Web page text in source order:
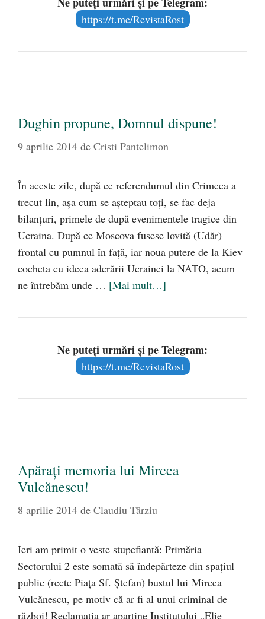
https://t.me/RevistaRost
Dughin propune, Domnul dispune!
9 aprilie 2014 de Cristi Pantelimon
În aceste zile, după ce referendumul din Crimeea a
trecut lin, aşa cum se aşteptau toţi, se fac deja
bilanţuri, primele de după evenimentele tragice din
Ucraina. După ce Moscova fusese lovită (Udăr)
frontal cu pumnul în faţă, iar noua putere de la Kiev
cocheta cu ideea aderării Ucrainei la NATO, acum
ne întrebăm unde … [Mai mult…]
Ne puteți urmări și pe Telegram:
https://t.me/RevistaRost
Apăraţi memoria lui Mircea
Vulcănescu!
8 aprilie 2014 de Claudiu Târziu
Ieri am primit o veste stupefiantă: Primăria
Sectorului 2 este somată să îndepărteze din spaţiul
public (recte Piaţa Sf. Ştefan) bustul lui Mircea
Vulcănescu, pe motiv că ar fi al unui criminal de
război! Reclamaţia ar aparţine Institutului „Elie